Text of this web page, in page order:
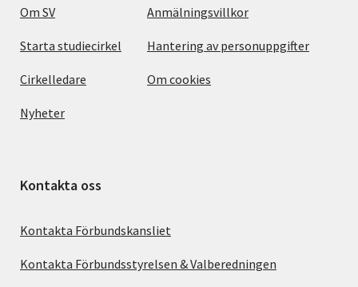
Om SV
Starta studiecirkel
Cirkelledare
Nyheter
Anmälningsvillkor
Hantering av personuppgifter
Om cookies
Kontakta oss
Kontakta Förbundskansliet
Kontakta Förbundsstyrelsen & Valberedningen